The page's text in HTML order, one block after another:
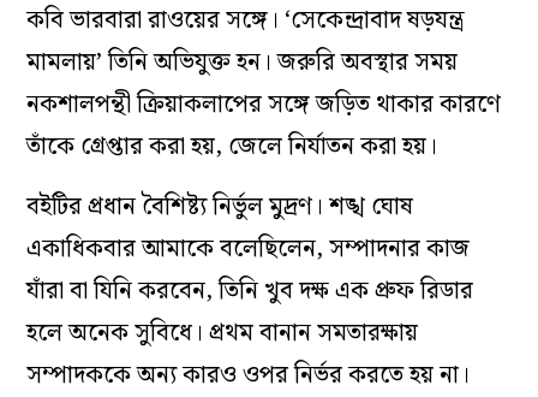
কবি ভারবারা রাওয়ের সঙ্গে। ‘সেকেন্দ্রাবাদ ষড়যন্ত্র
মামলায়’ তিনি অভিযুক্ত হন। জরুরি অবস্থার সময়
নকশালপন্থী ক্রিয়াকলাপের সঙ্গে জড়িত থাকার কারণে
তাঁকে গ্রেপ্তার করা হয়, জেলে নির্যাতন করা হয়।
বইটির প্রধান বৈশিষ্ট‌্য নির্ভুল মুদ্রণ। শঙ্খ ঘোষ
একাধিকবার আমাকে বলেছিলেন, সম্পাদনার কাজ
যাঁরা বা যিনি করবেন, তিনি খুব দক্ষ এক প্রুফ রিডার
হলে অনেক সুবিধে। প্রথম বানান সমতারক্ষায়
সম্পাদককে অন‌্য কারও ওপর নির্ভর করতে হয় না।